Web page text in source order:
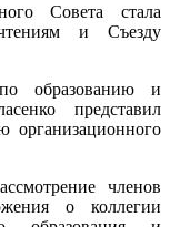
Совета стала
и Съезду
по образованию и
представил
организационного
членов
о коллегии